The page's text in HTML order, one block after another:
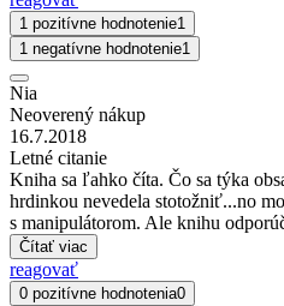
1 pozitívne hodnotenie1
1 negatívne hodnotenie1
Nia
Neoverený nákup
16.7.2018
Letné citanie
Kniha sa ľahko číta. Čo sa týka
hrdinkou nevedela stotožniť...no
s manipulátorom. Ale knihu
Čítať viac
reagovať
0 pozitívne hodnotenia0